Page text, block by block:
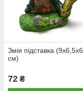
Змія підставка (9х6,5х6
см)
72 ₴